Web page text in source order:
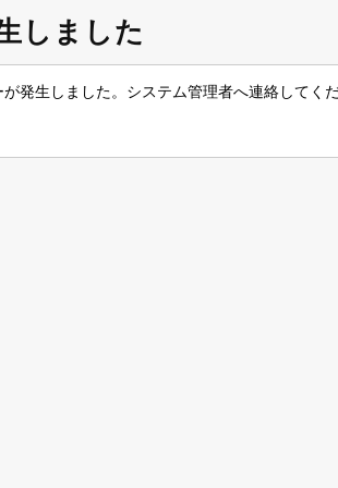
しました
発生しました。システム管理者へ連絡してくだ